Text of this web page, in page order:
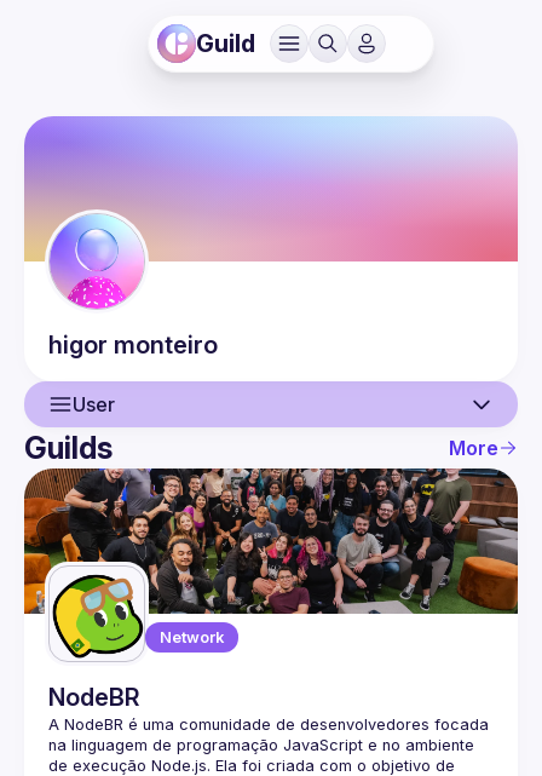
Guild
higor monteiro
User
User
Events
Guilds
Guilds More
Network
NodeBR
A NodeBR é uma comunidade de desenvolvedores focada
na linguagem de programação JavaScript e no ambiente
de execução Node.js. Ela foi criada com o objetivo de